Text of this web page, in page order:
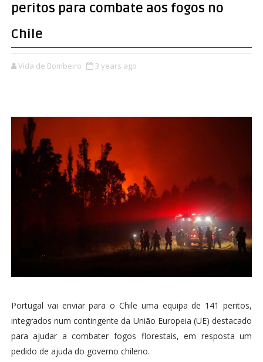
peritos para combate aos fogos no
Chile
Vida de Bombeiro 3 years ago
Portugal vai enviar para o Chile uma equipa de 141 peritos,
integrados num contingente da União Europeia (UE) destacado
para ajudar a combater fogos florestais, em resposta um
pedido de ajuda do governo chileno.